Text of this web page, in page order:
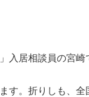
入居相談員の宮崎
す。折りしも、